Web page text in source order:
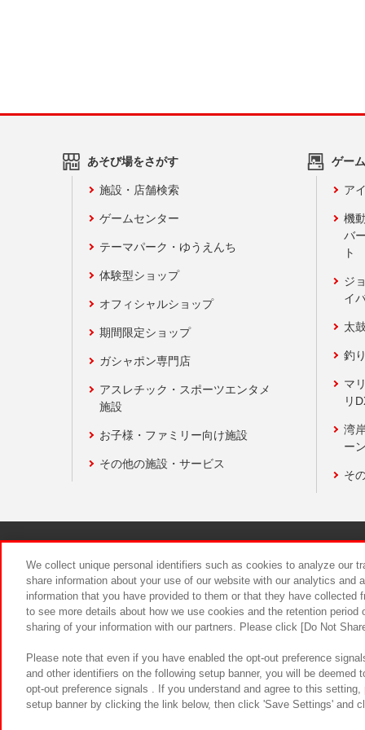
あそび場をさがす
施設・店舗検索
ゲームセンター
テーマパーク・ゆうえんち
体験型ショップ
オフィシャルショップ
期間限定ショップ
ガシャポン専門店
アスレチック・スポーツエンタメ
施設
お子様・ファミリー向け施設
その他の施設・サービス
ゲー
ア
機
バ
ト
ジ
イ
太
釣
マ
リ
湾
ー
そ
食品のご
We collect unique personal identifiers such as cookies to analyze our
share information about your use of our website with our analytics and
information that you have provided to them or that they have
to see more details about how we use cookies and the retention
sharing of your information with our partners. Please click [Do Not
Please note that even if you have enabled the opt-out preference
and other identifiers on the following setup banner, you will be
opt-out preference signals . If you understand and agree to this
setup banner by clicking the link below, then click 'Save Settings' and